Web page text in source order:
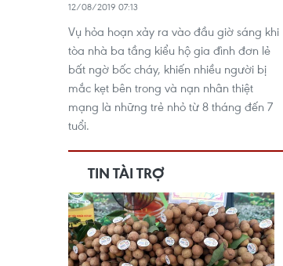
12/08/2019 07:13
Vụ hỏa hoạn xảy ra vào đầu giờ sáng khi
tòa nhà ba tầng kiểu hộ gia đình đơn lẻ
bất ngờ bốc cháy, khiến nhiều người bị
mắc kẹt bên trong và nạn nhân thiệt
mạng là những trẻ nhỏ từ 8 tháng đến 7
tuổi.